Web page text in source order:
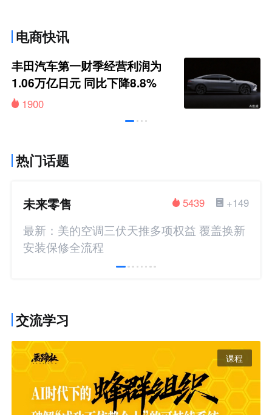
电商快讯
丰田汽车第一财季经营利润为
1.06万亿日元 同比下降8.8%
1900
热门话题
未来零售 +149
5439
最新：美的空调三伏天推多项权益 覆盖换新
安装保修全流程
交流学习
课程